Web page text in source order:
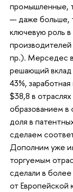
промышленные,
— даже больше,
ключевую роль
пр.). Мерседес
решающий
43%,
$38,8 в
образованием в
доля в
сделаем
Дополним уже
торгуемым
сделали в
от Европейской